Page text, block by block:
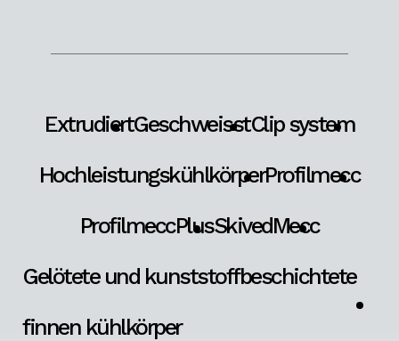
ExtrudiertGeschweisstClip system
HochleistungskühlkörperProfilmecc
ProfilmeccPlusSkivedMecc
Gelötete und kunststoffbeschichtete
finnen kühlkörper